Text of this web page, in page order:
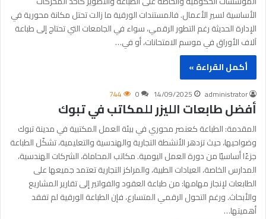
الأساسية لسير الأعمال. فالمستندات الورقية ما زالت تحتل مكانة محورية في
الإدارة الحديثة رغم التطور الرقمي، سواء في الجامعات التي تحتاج إلى طباعة
آلاف الأوراق في موسم الامتحانات، أو في…
أكمل القراءة »
administrator
14/09/2025
0
744
أفضل طابعات الليزر للمكاتب في تبوك
المقدمة: الطباعة كعنصر محوري في بيئة العمل المكتبية في مدينة تبوك
وضواحيها، حيث تزدهر الأنشطة التجارية والهندسية والتعليمية، تشكّل الطباعة
جزءًا أساسيًا من دورة العمل اليومية. مكاتب المحاماة، الشركات الهندسية،
المدارس الخاصة، العيادات الطبية، والمراكز التجارية تعتمد جميعها على
الطابعات لإنجاز مهامها: من طباعة العقود والفواتير إلى تقارير المشاريع
والأبحاث. ورغم التحول الرقمي المتسارع، فإن الطباعة الورقية لم تفقد
أهميتها…